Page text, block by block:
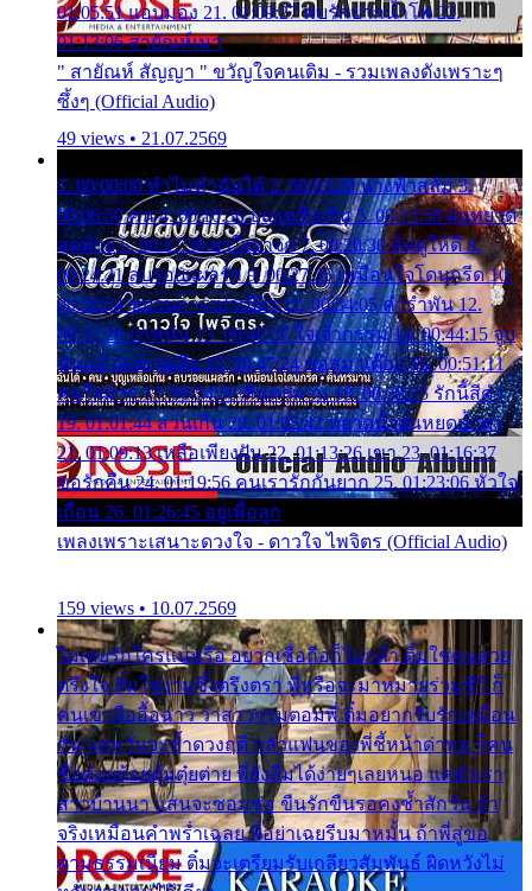
01:05:51 แอบมอง 21. 01:09:27 พบรักปากน้ำโพ 22.
01:13:06 สายัณห์เมา
" สายัณห์ สัญญา " ขวัญใจคนเดิม - รวมเพลงดังเพราะๆ
ซึ้งๆ (Official Audio)
49 views • 21.07.2569
1. 00:00:00 ทำไมทำฉันได้ 2. 00:03:20 นางฟ้าสลัม 3.
00:06:50 คน 4. 00:10:36 บุญเหลือเกิน 5. 00:13:58 ฝนหยาด
สุดท้าย 6. 00:17:30 ยาใจยาจก 7. 00:20:30 คิดดูให้ดี 8.
00:24:21 ลบรอยแผลรัก 9. 00:27:35 เหมือนใจโดนกรีด 10.
00:30:54 ขบวนการเปาเปียว 11. 00:34:05 คำรำพัน 12.
00:37:20 ปาหนัน 13. 00:40:37 ใจเจ้ากรรม 14. 00:44:15 จูบ
ฉันแล้วจงตายเสีย 15. 00:47:24 ขอสูมาเต๊อะ 16. 00:51:11
คนใจมาร 17. 00:54:50 คืนทรมาน 18. 00:58:25 รักนี้สีดำ
19. 01:01:44 ส่วนเกิน 20. 01:05:42 หยาดน้ำฝนหยดน้ำตา
21. 01:09:13 เหลือเพียงฝัน 22. 01:13:26 เขา 23. 01:16:37
ขอรักคืน 24. 01:19:56 คนเรารักกันยาก 25. 01:23:06 หัวใจ
เถื่อน 26. 01:26:45 อยู่เพื่อลูก
เพลงเพราะเสนาะดวงใจ - ดาวใจ ไพจิตร (Official Audio)
159 views • 10.07.2569
ไม่เคยรักใครแน่หรือ อยากเชื่อถือก็ไม่กล้า ติ๋มใช่คนสวย
ตรึงใจ ติ๋มใช่งามซึ้งตรึงตรา พี่หรือจะมาหมายร่วมชีวี ก็
คนเขาลืออื้อฉาว ว่าสาวๆรุมตอมพี่ ติ๋มอยากรับรักเหมือน
กัน แต่หวั่นจะช้ำดวงฤดี กลัวแฟนของพี่ชี้หน้าด่าทอ ก็คน
ชื่อต๋อยต้อยตุ้มตุ๋ยต่าย พี่ยังลืมได้ง่ายๆเลยหนอ แค่ตัวเรา
สาวบ้านนา แสนจะซอมซ่อ ขืนรักขืนรอคงช้ำสักวัน ถ้า
จริงเหมือนคำพร่ำเฉลย พี่อย่าเฉยรีบมาหมั้น ถ้าพี่สู่ขอ
ตามธรรมเนียม ติ๋มจะเตรียมรับเกลียวสัมพันธ์ ผิดหวังไม่